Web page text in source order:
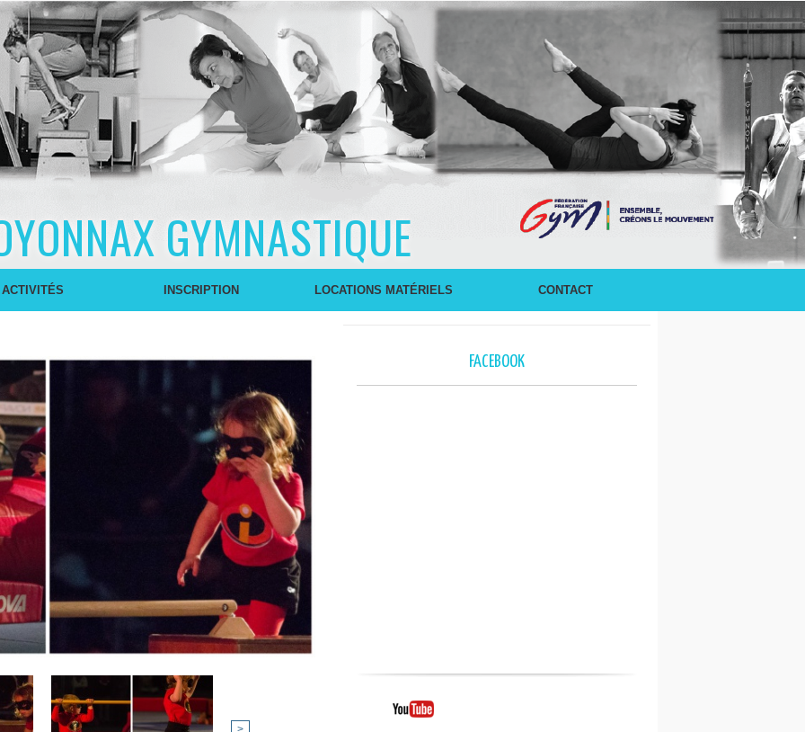
GYMNASTIQUE
INSCRIPTION LOCATIONS MATÉRIELS CONTACT
>
FACEBOOK